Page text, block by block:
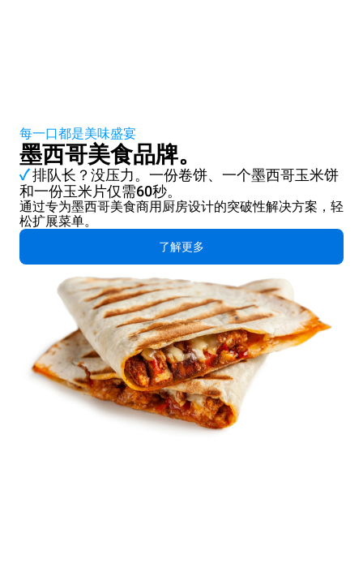
每一口都是美味盛宴
墨西哥美食品牌。
✓排队长？没压力。一份卷饼、一个墨西哥玉米饼
和一份玉米片仅需60秒。
通过专为墨西哥美食商用厨房设计的突破性解决方案，轻
松扩展菜单。
了解更多